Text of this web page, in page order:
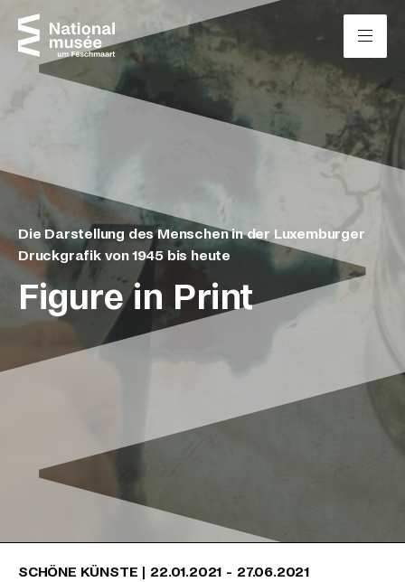
Zum Inhalt springen
Figure in Print
Die Darstellung des Menschen in der Luxemburger
Druckgrafik von 1945 bis heute
SCHÖNE KÜNSTE | 22.01.2021 - 27.06.2021
Cookie-Einstellungen